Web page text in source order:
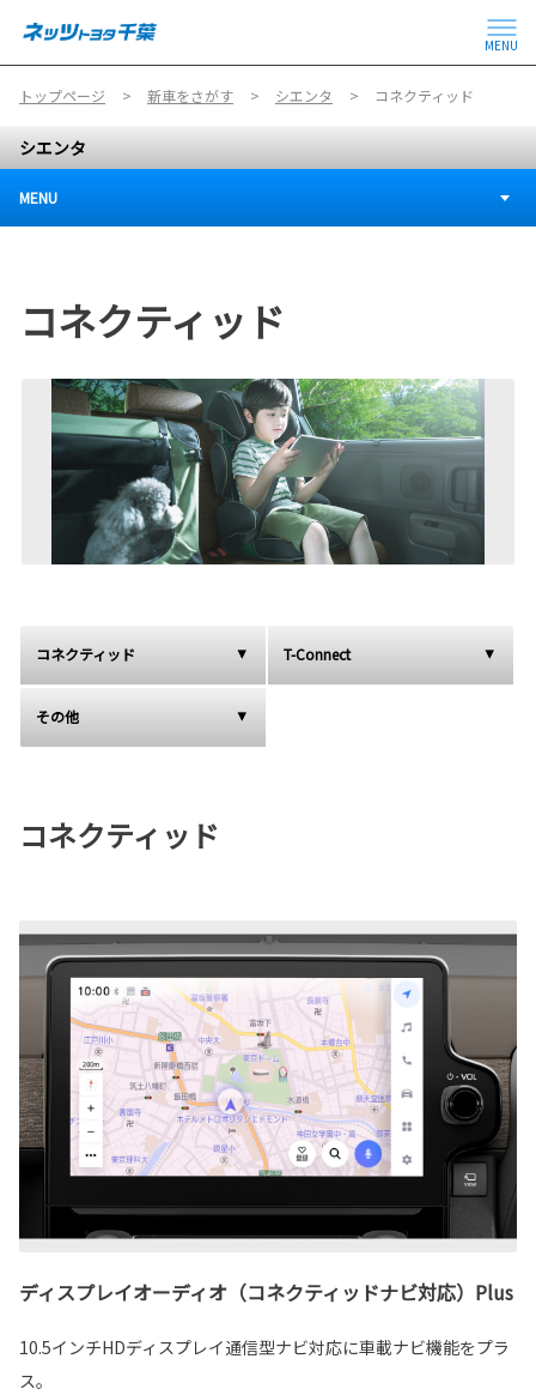
MENU
トップページ 新車をさがす シエンタ コネクティッド
シエンタ
MENU
コネクティッド
コネクティッド T-Connect
その他
コネクティッド
ディスプレイオーディオ（コネクティッドナビ対応）Plus
10.5インチHDディスプレイ通信型ナビ対応に車載ナビ機能をプラ
ス。